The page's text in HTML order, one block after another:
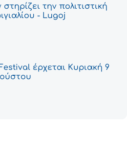
την πολιτιστική
- Lugoj
έρχεται Κυριακή 9